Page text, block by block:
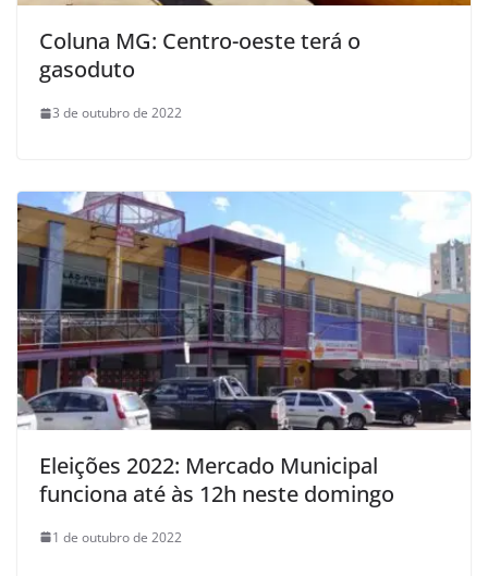
Coluna MG: Centro-oeste terá o
gasoduto
3 de outubro de 2022
Eleições 2022: Mercado Municipal
funciona até às 12h neste domingo
1 de outubro de 2022